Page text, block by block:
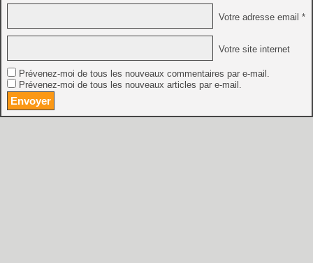
Votre adresse email *
Votre site internet
Prévenez-moi de tous les nouveaux commentaires par e-mail.
Prévenez-moi de tous les nouveaux articles par e-mail.